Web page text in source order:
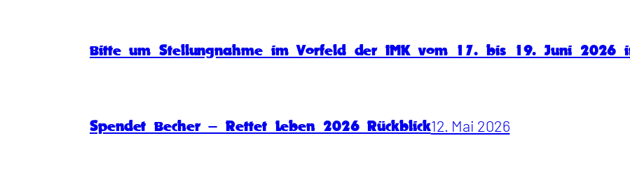
Bitte um Stellungnahme im Vorfeld der IMK vom 17. bis 19. Juni 2026
Spendet Becher – Rettet Leben 2026 Rückblick12. Mai 2026